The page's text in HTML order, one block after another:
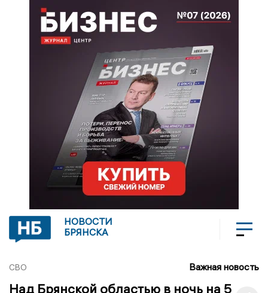
НОВОСТИ
БРЯНСКА
СВО Важная новость
Над Брянской областью в ночь на 5